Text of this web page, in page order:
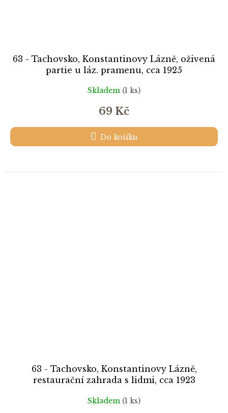
63 - Tachovsko, Konstantinovy Lázně, oživená
partie u láz. pramenu, cca 1925
Skladem (1 ks)
69 Kč
Do košíku
63 - Tachovsko, Konstantinovy Lázně,
restaurační zahrada s lidmi, cca 1923
Skladem (1 ks)